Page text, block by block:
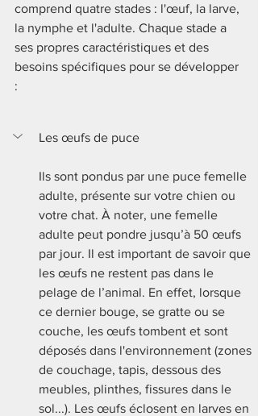
comprend quatre stades : l'œuf, la larve,
la nymphe et l'adulte. Chaque stade a
ses propres caractéristiques et des
besoins spécifiques pour se développer
:
Les œufs de puce
Ils sont pondus par une puce femelle
adulte, présente sur votre chien ou
votre chat. À noter, une femelle
adulte peut pondre jusqu’à 50 œufs
par jour. Il est important de savoir que
les œufs ne restent pas dans le
pelage de l’animal. En effet, lorsque
ce dernier bouge, se gratte ou se
couche, les œufs tombent et sont
déposés dans l'environnement (zones
de couchage, tapis, dessous des
meubles, plinthes, fissures dans le
sol...). Les œufs éclosent en larves en